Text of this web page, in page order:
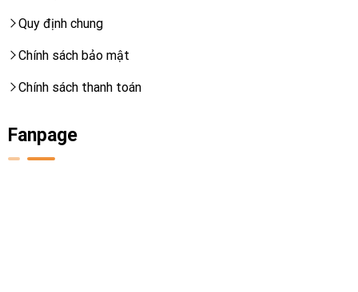
Quy định chung
Chính sách bảo mật
Chính sách thanh toán
Fanpage